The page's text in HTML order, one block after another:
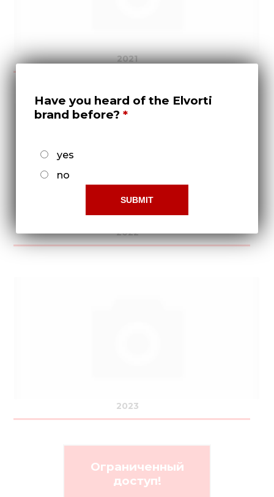
2021
2022
2023
Ограниченный
доступ!
Have you heard of the Elvorti
brand before?
yes
no